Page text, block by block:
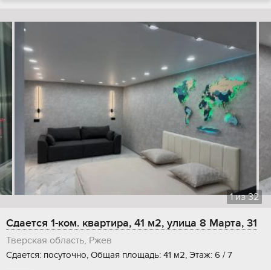
1из32
Сдается 1-ком. квартира, 41 м2, улица 8 Марта, 31
Тверская область, Ржев
Сдается: посуточно, Общая площадь: 41 м2, Этаж: 6 / 7